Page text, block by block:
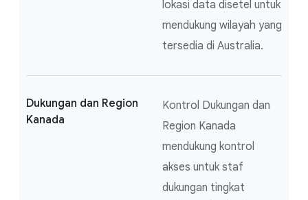
lokasi data disetel untuk
mendukung wilayah yang
tersedia di Australia.
Dukungan dan Region
Kanada
Kontrol Dukungan dan
Region Kanada
mendukung kontrol
akses untuk staf
dukungan tingkat